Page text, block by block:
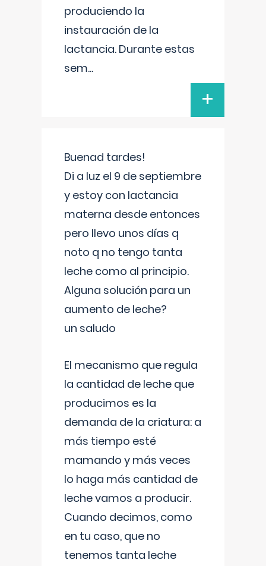
produciendo la
instauración de la
lactancia. Durante estas
sem...
+
Buenad tardes!
Di a luz el 9 de septiembre
y estoy con lactancia
materna desde entonces
pero llevo unos días q
noto q no tengo tanta
leche como al principio.
Alguna solución para un
aumento de leche?
un saludo
El mecanismo que regula
la cantidad de leche que
producimos es la
demanda de la criatura: a
más tiempo esté
mamando y más veces
lo haga más cantidad de
leche vamos a producir.
Cuando decimos, como
en tu caso, que no
tenemos tanta leche